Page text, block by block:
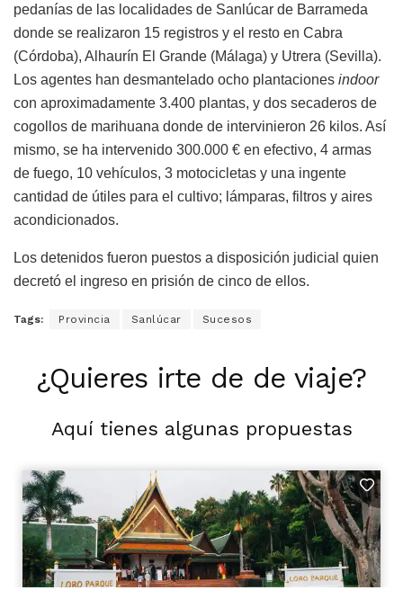
pedanías de las localidades de Sanlúcar de Barrameda
donde se realizaron 15 registros y el resto en Cabra
(Córdoba), Alhaurín El Grande (Málaga) y Utrera (Sevilla).
Los agentes han desmantelado ocho plantaciones indoor
con aproximadamente 3.400 plantas, y dos secaderos de
cogollos de marihuana donde de intervinieron 26 kilos. Así
mismo, se ha intervenido 300.000 € en efectivo, 4 armas
de fuego, 10 vehículos, 3 motocicletas y una ingente
cantidad de útiles para el cultivo; lámparas, filtros y aires
acondicionados.
Los detenidos fueron puestos a disposición judicial quien
decretó el ingreso en prisión de cinco de ellos.
Tags: Provincia Sanlúcar Sucesos
¿Quieres irte de de viaje?
Aquí tienes algunas propuestas